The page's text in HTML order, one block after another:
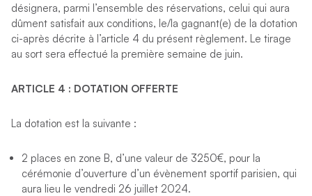
désignera, parmi l’ensemble des réservations, celui qui aura
dûment satisfait aux conditions, le/la gagnant(e) de la dotation
ci-après décrite à l’article 4 du présent règlement. Le tirage
au sort sera effectué la première semaine de juin.
ARTICLE 4 : DOTATION OFFERTE
La dotation est la suivante :
2 places en zone B, d’une valeur de 3250€, pour la
cérémonie d’ouverture d’un évènement sportif parisien, qui
aura lieu le vendredi 26 juillet 2024.